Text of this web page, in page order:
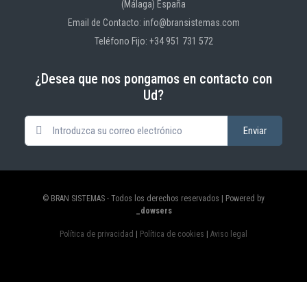
(Málaga) España
Email de Contacto: info@bransistemas.com
Teléfono Fijo: +34 951 731 572
¿Desea que nos pongamos en contacto con
Ud?
© BRAN SISTEMAS - Todos los derechos reservados | Powered by
_dowsers
Política de privacidad Política de cookies Aviso legal